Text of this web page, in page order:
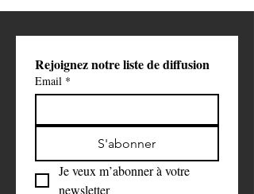
Rejoignez notre liste de diffusion
S'abonner